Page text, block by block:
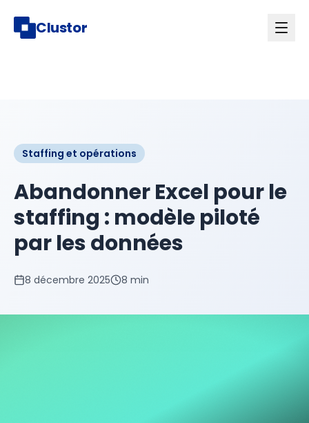
Clustor
Staffing et opérations
Abandonner Excel pour le
staffing : modèle piloté
par les données
8 décembre 2025 8 min